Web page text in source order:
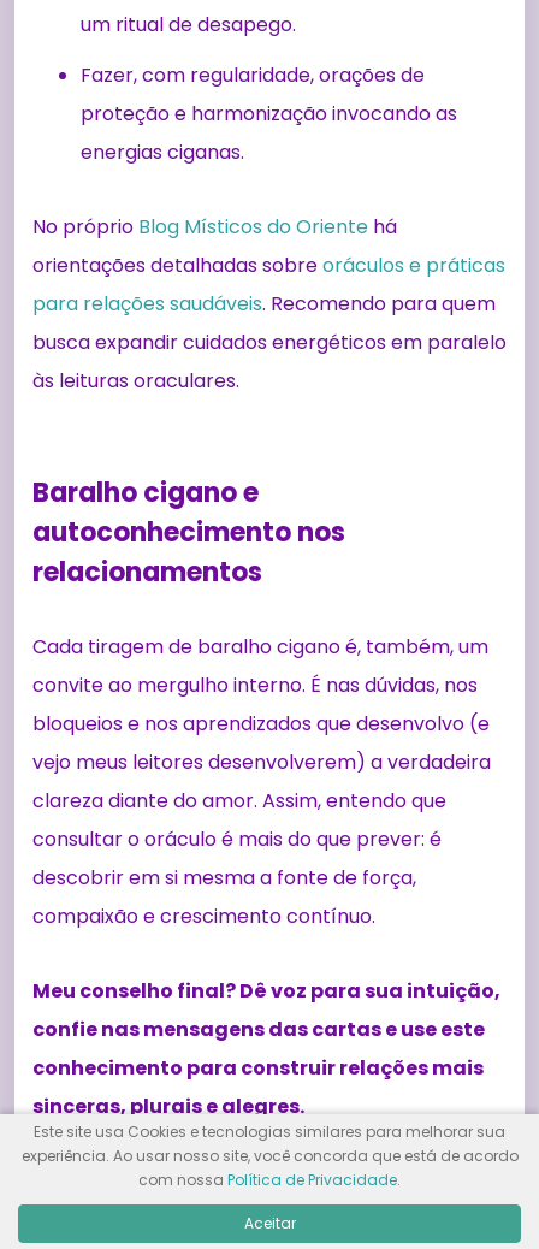
um ritual de desapego.
Fazer, com regularidade, orações de
proteção e harmonização invocando as
energias ciganas.
No próprio Blog Místicos do Oriente há
orientações detalhadas sobreoráculos e práticas
para relações saudáveis. Recomendo para quem
busca expandir cuidados energéticos em paralelo
às leituras oraculares.
Baralho cigano e
autoconhecimento nos
relacionamentos
Cada tiragem de baralho cigano é, também, um
convite ao mergulho interno. É nas dúvidas, nos
bloqueios e nos aprendizados que desenvolvo (e
vejo meus leitores desenvolverem) a verdadeira
clareza diante do amor. Assim, entendo que
consultar o oráculo é mais do que prever: é
descobrir em si mesma a fonte de força,
compaixão e crescimento contínuo.
Meu conselho final? Dê voz para sua intuição,
confie nas mensagens das cartas e use este
conhecimento para construir relações mais
sinceras, plurais e alegres.
Este site usa Cookies e tecnologias similares para melhorar sua
experiência. Ao usar nosso site, você concorda que está de acordo
com nossa Política de Privacidade.
Aceitar